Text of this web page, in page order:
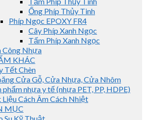
Ống Phíp Thủy Tinh
Phíp Ngọc EPOXY FR4
Cây Phíp Xanh Ngọc
Tấm Phíp Xanh Ngọc
Công Nhựa
KHÁC
Tết Chèn
Cửa Gỗ, Cửa Nhựa, Cửa Nhôm
phẩm nhựa y tế (nhựa PET, PP, HDPE)
Liệu Cách Âm Cách Nhiệt
MỤC